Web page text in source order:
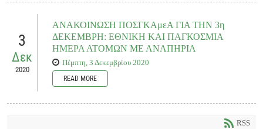
Η εν λόγω ευνοϊκή διάταξη, παρότι βρίσκεται αναντίρρητα σε σύμπνοια με τα
αιτήματα του αναπηρικού κινήματος, επί της εφαρμογής της, αποκλείει
περιπτώσεις που ουσιαστικά εξυπηρετούν τις ανάγκες κινητικότητας ατόμων με
βαριές και πολλαπλές αναπηρίες που βρίσκονται υπό τη φροντίδα των γονέων
και κηδεμόνων τους, το όχημα κατοχής των οποίων διαθέτει Δελτίο Στάθμευσης
ΑΜΑ, αλλά δεν έχει εισαχθεί αδασμολόγητο ως αναπηρικό.
3
Δεκ
2020
ΑΝΑΚΟΙΝΩΣΗ ΠΟΣΓΚΑμεΑ ΓΙΑ ΤΗΝ 3η
ΔΕΚΕΜΒΡΗ: ΕΘΝΙΚΗ ΚΑΙ ΠΑΓΚΟΣΜΙΑ
ΗΜΕΡΑ ΑΤΟΜΩΝ ΜΕ ΑΝΑΠΗΡΙΑ
Πέμπτη, 3 Δεκεμβρίου 2020
READ MORE
Δεκαετίες τώρα βιώνουμε παράπλευρες συνέπειες ταραγμένων περιόδων και
ορίζοντα επιβίωσης, επιβολής μιας ‘εξιδανικευμένης κανονικότητας’ και
RSS